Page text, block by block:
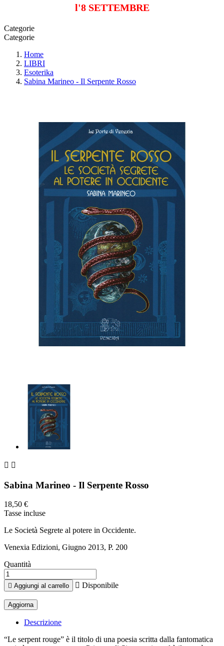
l'8 SETTEMBRE
Categorie
Categorie
Home
LIBRI
Esoterika
Sabina Marineo - Il Serpente Rosso
 
Sabina Marineo - Il Serpente Rosso
18,50 €
Tasse incluse
Le Società Segrete al potere in Occidente.
Venexia Edizioni, Giugno 2013, P. 200
Quantità
 Aggiungi al carrello  Disponibile
Descrizione
“Le serpent rouge” è il titolo di una poesia scritta dalla fantomatica